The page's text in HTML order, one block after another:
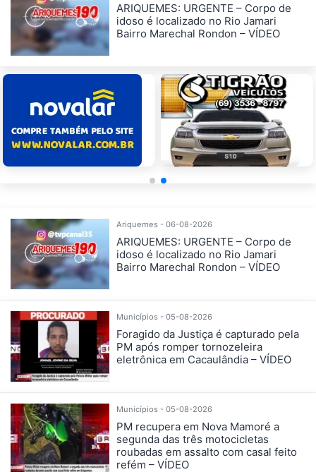
ARIQUEMES: URGENTE – Corpo de
idoso é localizado no Rio Jamari
Bairro Marechal Rondon – VÍDEO
Ariquemes - 06-08-2026
ARIQUEMES: URGENTE – Corpo de
idoso é localizado no Rio Jamari
Bairro Marechal Rondon – VÍDEO
Municípios - 05-08-2026
Foragido da Justiça é capturado pela
PM após romper tornozeleira
eletrônica em Cacaulândia – VÍDEO
Municípios - 05-08-2026
PM recupera em Nova Mamoré a
segunda das três motocicletas
roubadas em assalto com casal feito
refém – VÍDEO